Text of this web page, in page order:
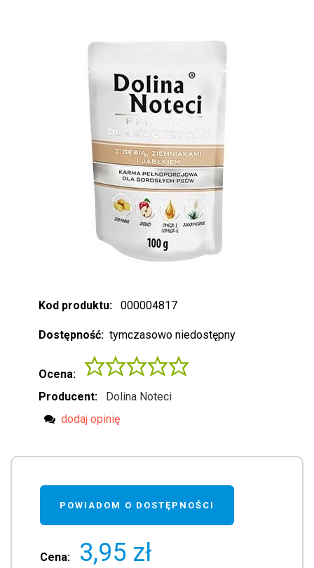
Kod produktu: 000004817
Dostępność: tymczasowo niedostępny
Ocena:
Producent:
Dolina Noteci
dodaj opinię
POWIADOM O DOSTĘPNOŚCI
Cena: 3,95 zł